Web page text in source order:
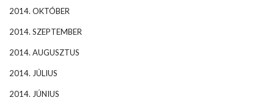
2014. OKTÓBER
2014. SZEPTEMBER
2014. AUGUSZTUS
2014. JÚLIUS
2014. JÚNIUS